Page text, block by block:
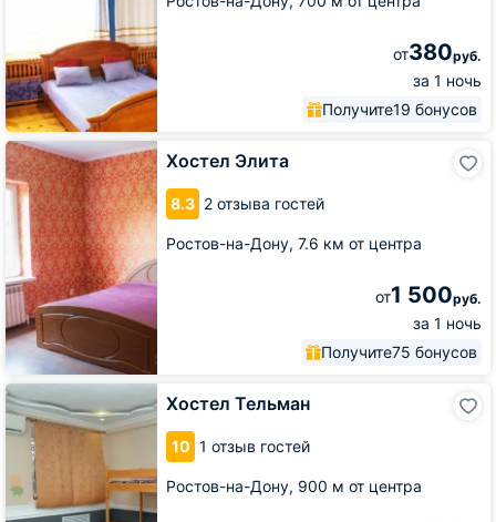
от380руб.
за 1 ночь
Получите19 бонусов
Хостел Элита
8.3 2 отзыва гостей
Ростов-на-Дону, 7.6 км от центра
от1 500руб.
за 1 ночь
Получите75 бонусов
Хостел
Элита
Хостел Тельман
10 1 отзыв гостей
Ростов-на-Дону, 900 м от центра
Хостел
Тельман